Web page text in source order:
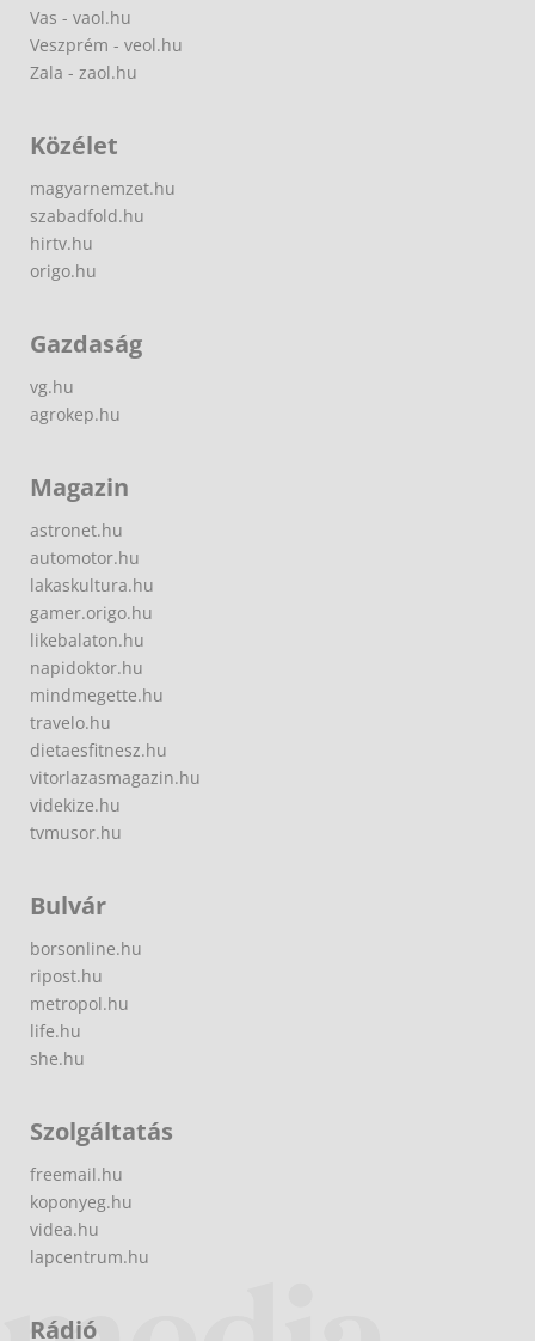
Vas - vaol.hu
Veszprém - veol.hu
Zala - zaol.hu
Közélet
magyarnemzet.hu
szabadfold.hu
hirtv.hu
origo.hu
Gazdaság
vg.hu
agrokep.hu
Magazin
astronet.hu
automotor.hu
lakaskultura.hu
gamer.origo.hu
likebalaton.hu
napidoktor.hu
mindmegette.hu
travelo.hu
dietaesfitnesz.hu
vitorlazasmagazin.hu
videkize.hu
tvmusor.hu
Bulvár
borsonline.hu
ripost.hu
metropol.hu
life.hu
she.hu
Szolgáltatás
freemail.hu
koponyeg.hu
videa.hu
lapcentrum.hu
Rádió